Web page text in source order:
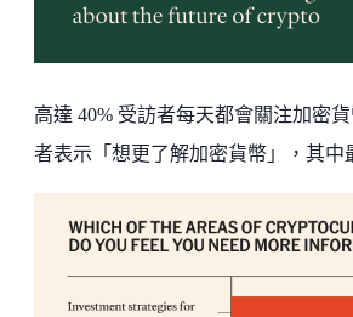
高達 40% 受訪者每天都會關注加密
者表示「想更了解加密貨幣」，其中